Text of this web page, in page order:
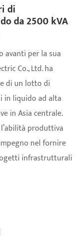
di
da 2500 kVA
avanti per la sua
Co., Ltd. ha
di un lotto di
in liquido ad alta
in Asia centrale.
produttiva
nel fornire
infrastrutturali